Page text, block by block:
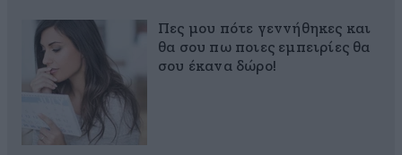
Πες μου πότε γεννήθηκες και
θα σου πω ποιες εμπειρίες θα
σου έκανα δώρο!